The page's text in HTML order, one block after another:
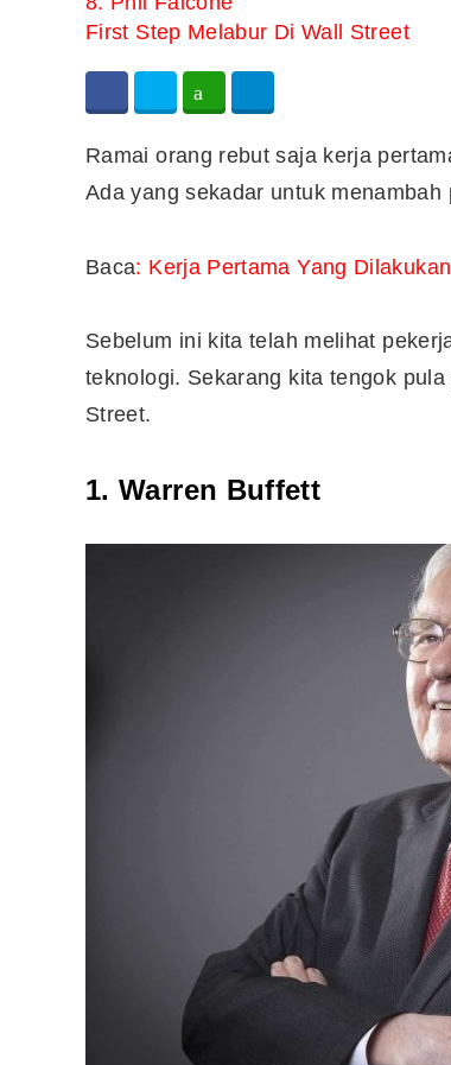
First Step Melabur Di Wall Street
Ramai orang rebut saja kerja
Ada yang sekadar untuk
Baca: Kerja Pertama Yang
Sebelum ini kita telah melihat
teknologi. Sekarang kita tengok
Street.
1. Warren Buffett
Editor Picks
Ini 15 Panduan
Perlu Tahu Tentang
Saham di Bursa